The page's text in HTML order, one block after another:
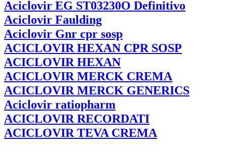
Aciclovir EG ST03230O Definitivo
Aciclovir Faulding
Aciclovir Gnr cpr sosp
ACICLOVIR HEXAN CPR SOSP
ACICLOVIR HEXAN
ACICLOVIR MERCK CREMA
ACICLOVIR MERCK GENERICS
Aciclovir ratiopharm
ACICLOVIR RECORDATI
ACICLOVIR TEVA CREMA